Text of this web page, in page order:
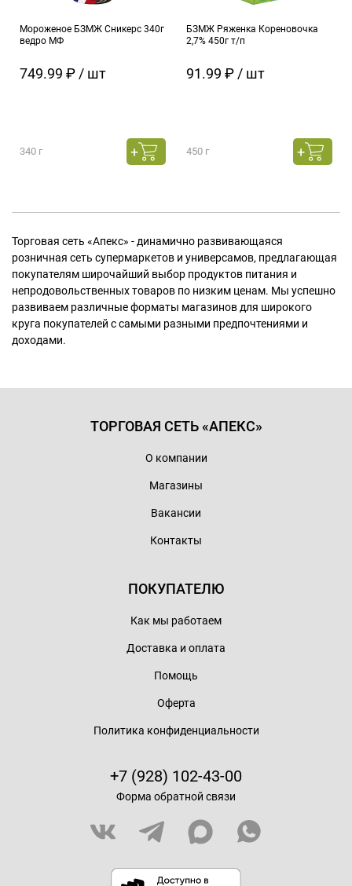
Мороженое БЗМЖ Сникерс 340г
ведро МФ
749.99 ₽ / шт
340 г
БЗМЖ Ряженка Кореновочка
2,7% 450г т/п
91.99 ₽ / шт
450 г
Торговая сеть «Апекс» - динамично развивающаяся
розничная сеть супермаркетов и универсамов, предлагающая
покупателям широчайший выбор продуктов питания и
непродовольственных товаров по низким ценам. Мы успешно
развиваем различные форматы магазинов для широкого
круга покупателей с самыми разными предпочтениями и
доходами.
ТОРГОВАЯ СЕТЬ «АПЕКС»
О компании
Магазины
Вакансии
Контакты
ПОКУПАТЕЛЮ
Как мы работаем
Доставка и оплата
Помощь
Оферта
Политика конфиденциальности
+7 (928) 102-43-00
Форма обратной связи